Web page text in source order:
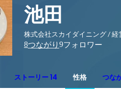
池田
株式会社スカイダイニング /
8つながり 9フォロワー
ストーリー 14 性格 つな